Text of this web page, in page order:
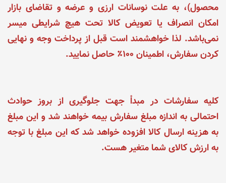
محصول)، به علت نوسانات ارزی و عرضه و تقاضای بازار
امکان انصراف یا تعویض کالا تحت هیچ شرایطی میسر
نمی‌باشد. لذا خواهشمند است قبل از پرداخت وجه و نهایی
کردن سفارش، اطمینان ۱۰۰٪ حاصل نمایید.
کلیه سفارشات در مبداْ جهت جلوگیری از بروز حوادث
احتمالی به اندازه مبلغ سفارش بیمه خواهند شد و این مبلغ
به هزینه ارسال کالا افزوده خواهد شد که این مبلغ با توجه
به ارزش کالای شما متغیر هست.